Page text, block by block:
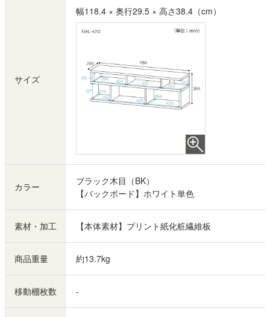
サイズ
幅118.4 × 奥行29.5 × 高さ38.4（cm）
カラー
ブラック木目（BK）
【バックボード】ホワイト単色
素材・加工 【本体素材】プリント紙化粧繊維板
商品重量 約13.7kg
移動棚枚数 -